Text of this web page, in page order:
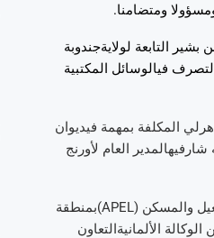
ومتضامنا.
بشير التابعة لولايةجندوبة
فيالوسائل المكتبية
المكلفة بمهمة فيديوان
شارفيهالمدير العام لأورنج
والمسكن (
APEL
)بمنطقة
الوكالة الألمانيةالتعاون